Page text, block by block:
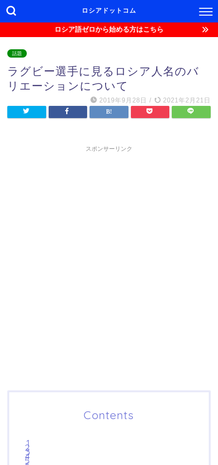
ロシアドットコム
ロシア語ゼロから始める方はこちら
話題
ラグビー選手に見るロシア人名のバ
リエーションについて
2019年9月28日 / 2021年2月21日
スポンサーリンク
Contents